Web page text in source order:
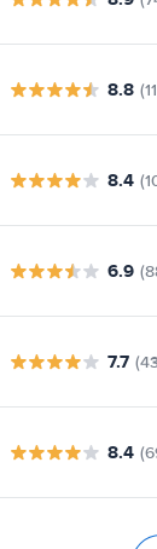
8.8
8.4
6.9
7.7
8.4